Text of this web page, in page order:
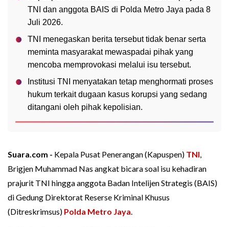
TNI dan anggota BAIS di Polda Metro Jaya pada 8
Juli 2026.
TNI menegaskan berita tersebut tidak benar serta
meminta masyarakat mewaspadai pihak yang
mencoba memprovokasi melalui isu tersebut.
Institusi TNI menyatakan tetap menghormati proses
hukum terkait dugaan kasus korupsi yang sedang
ditangani oleh pihak kepolisian.
Suara.com - Kepala Pusat Penerangan (Kapuspen) TNI,
Brigjen Muhammad Nas angkat bicara soal isu kehadiran
prajurit TNI hingga anggota Badan Intelijen Strategis (BAIS)
di Gedung Direktorat Reserse Kriminal Khusus
(Ditreskrimsus) Polda Metro Jaya.